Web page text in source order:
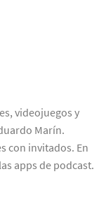
videojuegos y
Marín.
con invitados. En
apps de podcast.